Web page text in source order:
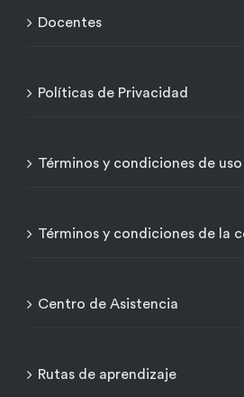
Docentes
Políticas de Privacidad
Términos y condiciones de
Términos y condiciones de la
Centro de Asistencia
Rutas de aprendizaje